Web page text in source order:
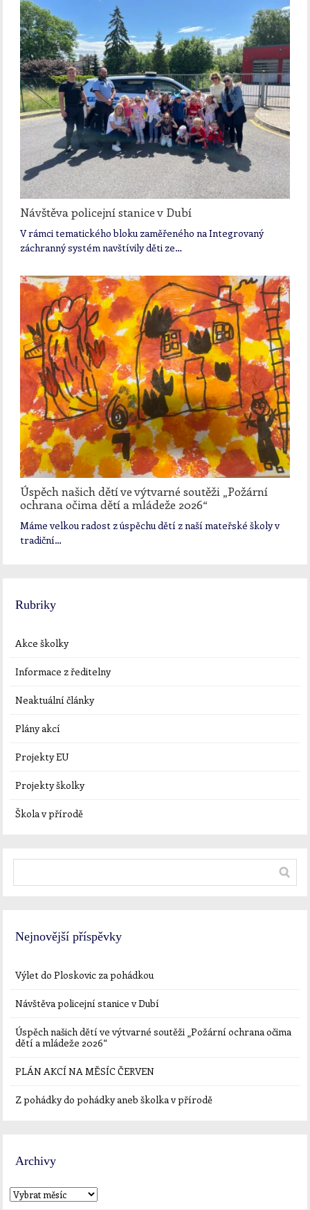
Návštěva policejní stanice v Dubí
V rámci tematického bloku zaměřeného na Integrovaný
záchranný systém navštívily děti ze…
Úspěch našich dětí ve výtvarné soutěži „Požární
ochrana očima dětí a mládeže 2026“
Máme velkou radost z úspěchu dětí z naší mateřské školy v
tradiční…
Rubriky
Akce školky
Informace z ředitelny
Neaktuální články
Plány akcí
Projekty EU
Projekty školky
Škola v přírodě
Nejnovější příspěvky
Výlet do Ploskovic za pohádkou
Návštěva policejní stanice v Dubí
Úspěch našich dětí ve výtvarné soutěži „Požární ochrana očima
dětí a mládeže 2026“
PLÁN AKCÍ NA MĚSÍC ČERVEN
Z pohádky do pohádky aneb školka v přírodě
Archivy